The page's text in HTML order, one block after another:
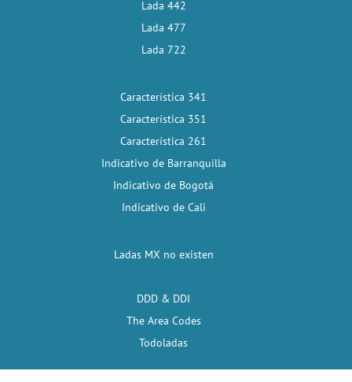
Lada 442
Lada 477
Lada 722
Característica 341
Característica 351
Característica 261
Indicativo de Barranquilla
Indicativo de Bogotá
Indicativo de Cali
Ladas MX no existen
DDD & DDI
The Area Codes
Todoladas